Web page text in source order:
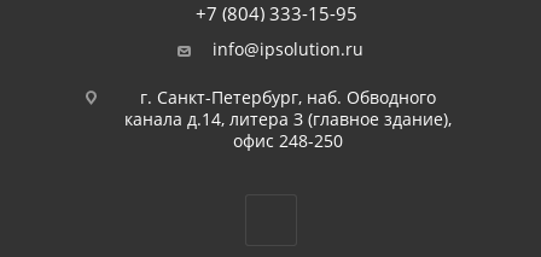
+7 (804) 333-15-95
info@ipsolution.ru
г. Санкт-Петербург, наб. Обводного
канала д.14, литера З (главное здание),
офис 248-250